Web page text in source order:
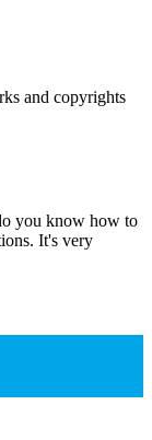
and copyrights
you know how to
It's very